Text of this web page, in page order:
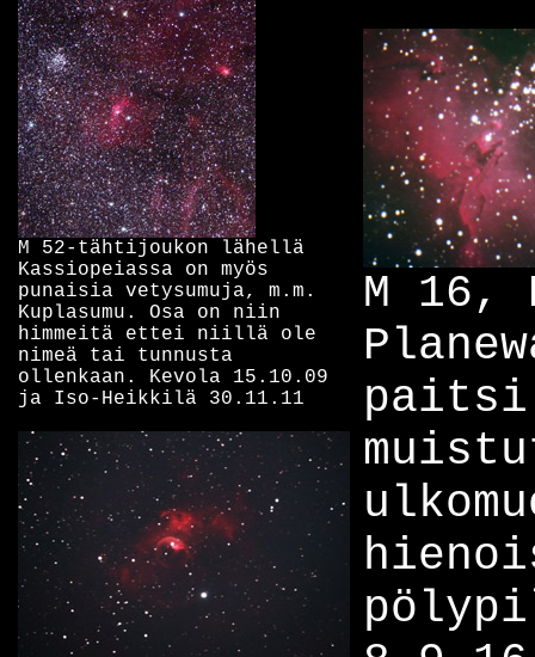
M 52-tähtijoukon lähellä
Kassiopeiassa on myös
punaisia vetysumuja, m.m.
Kuplasumu. Osa on niin
himmeitä ettei niillä ole
nimeä tai tunnusta
ollenkaan. Kevola 15.10.09
ja Iso-Heikkilä 30.11.11
M 16,